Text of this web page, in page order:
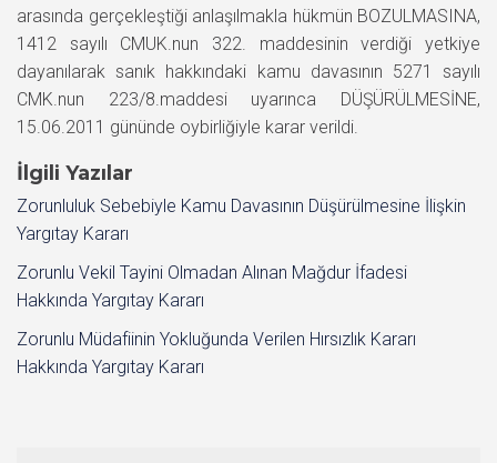
arasında gerçekleştiği anlaşılmakla hükmün BOZULMASINA,
1412 sayılı CMUK.nun 322. maddesinin verdiği yetkiye
dayanılarak sanık hakkındaki kamu davasının 5271 sayılı
CMK.nun 223/8.maddesi uyarınca DÜŞÜRÜLMESİNE,
15.06.2011 gününde oybirliğiyle karar verildi.
İlgili Yazılar
Zorunluluk Sebebiyle Kamu Davasının Düşürülmesine İlişkin
Yargıtay Kararı
Zorunlu Vekil Tayini Olmadan Alınan Mağdur İfadesi
Hakkında Yargıtay Kararı
Zorunlu Müdafiinin Yokluğunda Verilen Hırsızlık Kararı
Hakkında Yargıtay Kararı